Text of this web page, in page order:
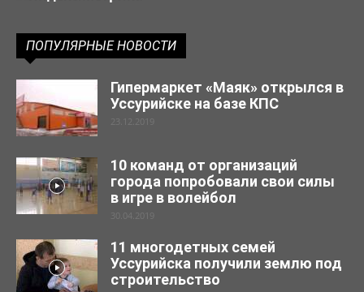
ПОПУЛЯРНЫЕ НОВОСТИ
Гипермаркет «Маяк» открылся в
Уссурийске на базе КПС
23.12.2019
10 команд от организаций
города попробовали свои силы
в игре в волейбол
30.04.2019
11 многодетных семей
Уссурийска получили землю под
строительство